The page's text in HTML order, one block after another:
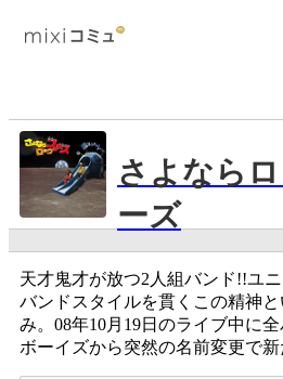
さよなら
ーズ
天才鬼才が放つ2人組バンド!!ユ
バンドスタイルを貫くこの精神
み。08年10月19日のライブ中に
ボーイズから突然の名前変更で